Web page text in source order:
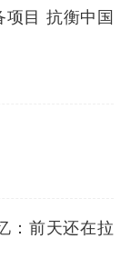
目 抗衡中国
：前天还在拉